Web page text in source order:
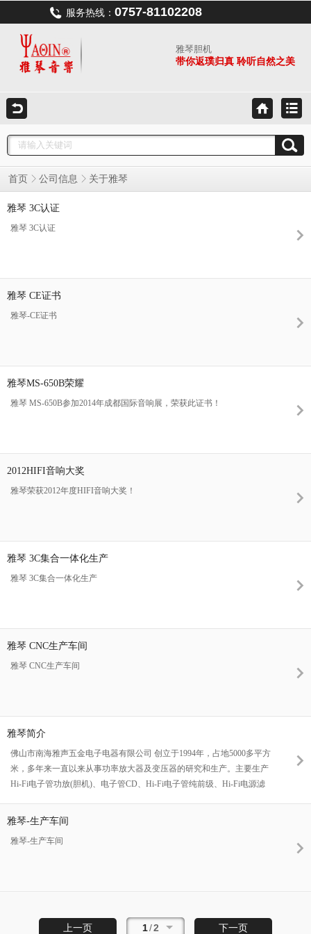
服务热线：0757-81102208
雅琴胆机
带你返璞归真 聆听自然之美
首页 公司信息 关于雅琴
雅琴 3C认证
雅琴 3C认证
雅琴 CE证书
雅琴-CE证书
雅琴MS-650B荣耀
雅琴 MS-650B参加2014年成都国际音响展，荣获此证书！
2012HIFI音响大奖
雅琴荣获2012年度HIFI音响大奖！
雅琴 3C集合一体化生产
雅琴 3C集合一体化生产
雅琴 CNC生产车间
雅琴 CNC生产车间
雅琴简介
佛山市南海雅声五金电子电器有限公司 创立于1994年，占地5000多平方
米，多年来一直以来从事功率放大器及变压器的研究和生产。主要生产
Hi-Fi电子管功放(胆机)、电子管CD、Hi-Fi电子管纯前级、Hi-Fi电源滤
系列等的功率放大器。产品主要销往日本、加拿大及欧美等多个地方，并
雅琴-生产车间
雅琴-生产车间
上一页 1/2 下一页